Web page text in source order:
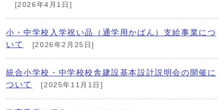
[2026年4月1日]
小・中学校入学祝い品（通学用かばん）支給事業につ
いて
[2026年2月25日]
統合小学校・中学校校舎建設基本設計説明会の開催に
ついて
[2025年11月1日]